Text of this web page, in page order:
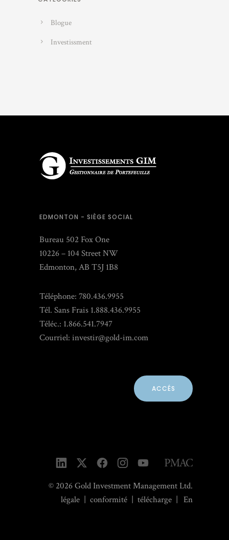
Blogue
Investissment
EDMONTON - SIÈGE SOCIAL
Bureau 502 Fox One
10226 – 104 Street NW
Edmonton, AB T5J 1B8
Téléphone: 780.436.9955
Tél. Sans Frais 1.888.436.9955
Téléc.: 1.866.541.7947
Courriel: investir@gold-im.com
ACCÉS
© 2026 Gold Investment Management Ltd.
légale | conformité | télécharge | En